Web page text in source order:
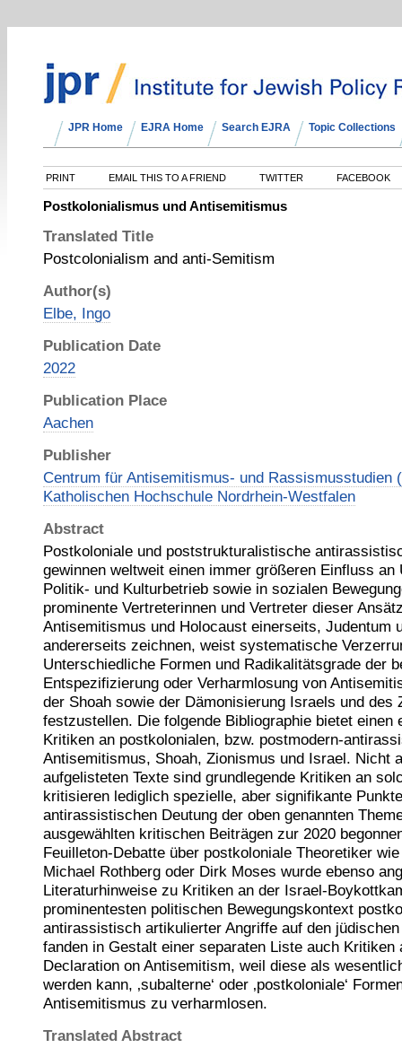
JPR Home EJRA Home Search EJRA Topic Collections
PRINT EMAIL THIS TO A FRIEND TWITTER FACEBOOK
Postkolonialismus und Antisemitismus
Translated Title
Postcolonialism and anti-Semitism
Author(s)
Elbe, Ingo
Publication Date
2022
Publication Place
Aachen
Publisher
Centrum für Antisemitismus- und Rassismusstudien
Katholischen Hochschule Nordrhein-Westfalen
Abstract
Postkoloniale und poststrukturalistische
gewinnen weltweit einen immer größeren Einfluss an
Politik- und Kulturbetrieb sowie in sozialen
prominente Vertreterinnen und Vertreter dieser
Antisemitismus und Holocaust einerseits, Judentum
andererseits zeichnen, weist systematische
Unterschiedliche Formen und Radikalitätsgrade der
Entspezifizierung oder Verharmlosung von
der Shoah sowie der Dämonisierung Israels und des
festzustellen. Die folgende Bibliographie bietet einen
Kritiken an postkolonialen, bzw. postmodern-
Antisemitismus, Shoah, Zionismus und Israel. Nicht
aufgelisteten Texte sind grundlegende Kritiken an
kritisieren lediglich spezielle, aber signifikante
antirassistischen Deutung der oben genannten
ausgewählten kritischen Beiträgen zur 2020
Feuilleton-Debatte über postkoloniale Theoretiker
Michael Rothberg oder Dirk Moses wurde ebenso
Literaturhinweise zu Kritiken an der Israel-
prominentesten politischen Bewegungskontext
antirassistisch artikulierter Angriffe auf den
fanden in Gestalt einer separaten Liste auch Kritiken
Declaration on Antisemitism, weil diese als
werden kann, ‚subalterne‘ oder ‚postkoloniale‘
Antisemitismus zu verharmlosen.
Translated Abstract